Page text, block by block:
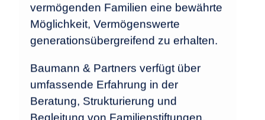
vermögenden Familien eine bewährte
Möglichkeit, Vermögenswerte
generationsübergreifend zu erhalten.
Baumann & Partners verfügt über
umfassende Erfahrung in der
Beratung, Strukturierung und
Begleitung von Familienstiftungen.